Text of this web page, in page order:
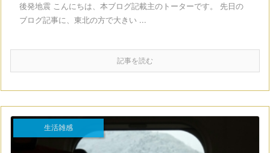
後発地震 こんにちは、本ブログ記載主のトーターです。 先日の
ブログ記事に、東北の方で大きい ...
記事を読む
生活雑感